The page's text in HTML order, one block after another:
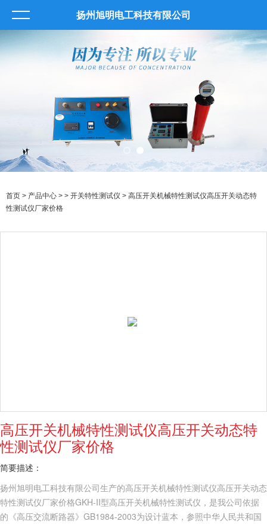
扬州旭明电工科技有限公司
首页 > 产品中心 > > 开关特性测试仪 > 高压开关机械特性测试仪高压开关动态特
性测试仪厂家价格
高压开关机械特性测试仪高压开关动态特
性测试仪厂家价格
简要描述：
扬州旭明电工科技有限公司生产的高压开关机械特性测试仪高压开关动态
特性测试仪厂家价格GKH-II型高压开关机械特性测试仪，是我公司依据
的《高压交流断路器》GB1984-2003为设计蓝本，参照中华人民共和国